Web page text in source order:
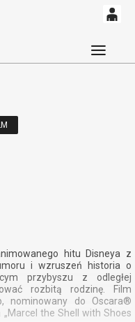
hitu Disneya z
i wzruszeń historia o
przybyszu z odległej
rozbitą rodzinę. Film
nominowany do Oscara®
the Shell with Shoes